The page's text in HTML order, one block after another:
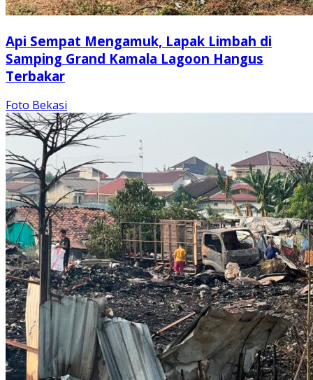
Api Sempat Mengamuk, Lapak Limbah di
Samping Grand Kamala Lagoon Hangus
Terbakar
Foto Bekasi